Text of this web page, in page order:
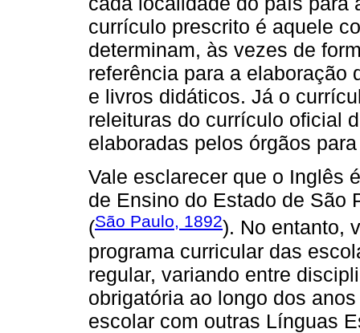
currículo prescrito é aquele
determinam, às vezes de
referência para a elaboração
e livros didáticos. Já o
releituras do currículo oficial
elaboradas pelos órgãos
Vale esclarecer que o Inglês
de Ensino do Estado de São
(São Paulo, 1892). No entanto,
programa curricular das
regular, variando entre
obrigatória ao longo dos
escolar com outras Línguas